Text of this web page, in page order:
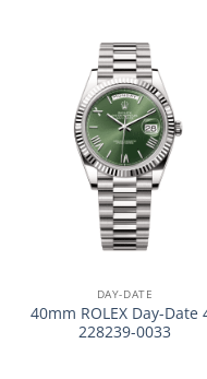
DAY-DATE
40mm ROLEX Day-Date
228239-0033